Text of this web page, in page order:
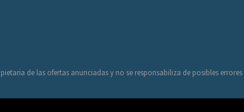
de las ofertas anunciadas y no se responsabiliza de posibles